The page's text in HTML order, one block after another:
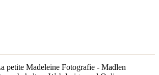
petite Madeleine Fotografie - Madlen